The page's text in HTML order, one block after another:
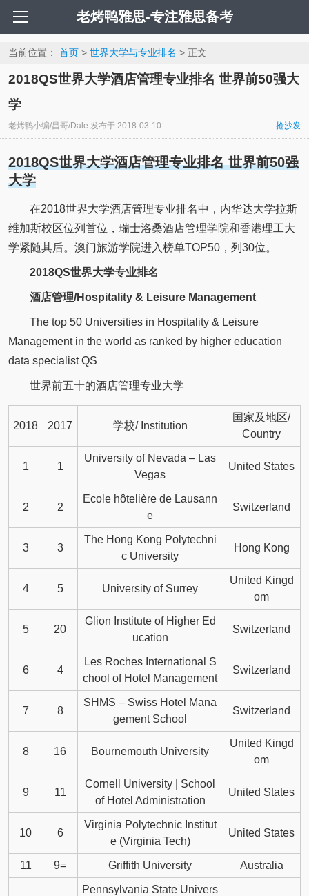
老烤鸭雅思-专注雅思备考
当前位置： 首页> 世界大学与专业排名 > 正文
2018QS世界大学酒店管理专业排名 世界前50强大
学
老烤鸭小编/昌哥/Dale 发布于 2018-03-10 抢沙发
2018QS世界大学酒店管理专业排名 世界前50强
大学
在2018世界大学酒店管理专业排名中，内华达大学拉斯
维加斯校区位列首位，瑞士洛桑酒店管理学院和香港理工大
学紧随其后。澳门旅游学院进入榜单TOP50，列30位。
2018QS世界大学专业排名
酒店管理/Hospitality & Leisure Management
The top 50 Universities in Hospitality & Leisure
Management in the world as ranked by higher education
data specialist QS
世界前五十的酒店管理专业大学
2018 2017 学校/ Institution
国家及地区/
Country
1 1
University of Nevada – Las
Vegas
United States
2 2
Ecole hôtelière de Lausann
e
Switzerland
3 3
The Hong Kong Polytechni
c University
Hong Kong
4 5 University of Surrey
United Kingd
om
5 20
Glion Institute of Higher Ed
ucation
Switzerland
6 4
Les Roches International S
chool of Hotel Management
Switzerland
7 8
SHMS – Swiss Hotel Mana
gement School
Switzerland
8 16 Bournemouth University
United Kingd
om
9 11
Cornell University | School
of Hotel Administration
United States
10 6
Virginia Polytechnic Institut
e (Virginia Tech)
United States
11 9= Griffith University Australia
Pennsylvania State Univers